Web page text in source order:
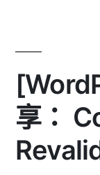
享：